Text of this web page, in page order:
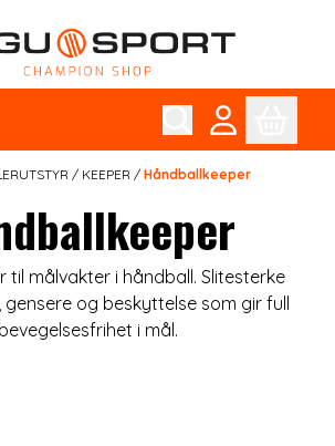
/ KEEPER / Håndballkeeper
målvakter i håndball. Slitesterke
gensere og beskyttelse som gir full
bevegelsesfrihet i mål.